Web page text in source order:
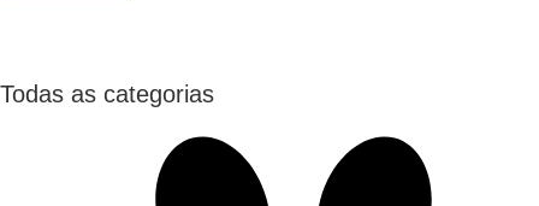
Todas as categorias